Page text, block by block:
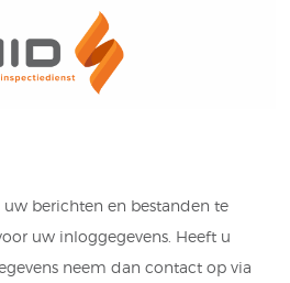
berichten en bestanden te
uw inloggegevens. Heeft u
neem dan contact op via